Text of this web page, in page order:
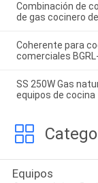
Combinación de
de gas cocinero
Coherente para
comerciales
SS 250W Gas
equipos de cocina
Equipos